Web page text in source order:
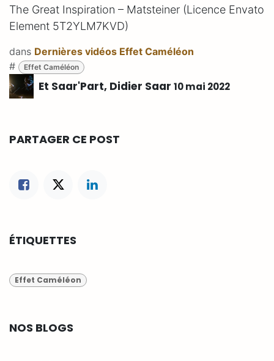
The Great Inspiration – Matsteiner (Licence Envato
Element 5T2YLM7KVD)
dans Dernières vidéos Effet Caméléon
#
Effet Caméléon
Et Saar'Part, Didier Saar 10 mai 2022
PARTAGER CE POST
ÉTIQUETTES
Effet Caméléon
NOS BLOGS